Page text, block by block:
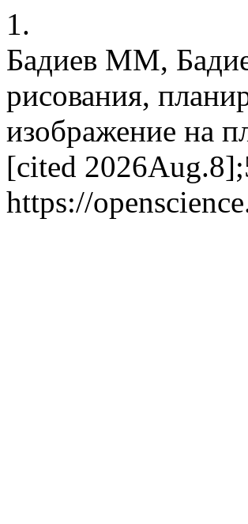
1.
Бадиев ММ,
рисования,
изображение на
[cited
https://